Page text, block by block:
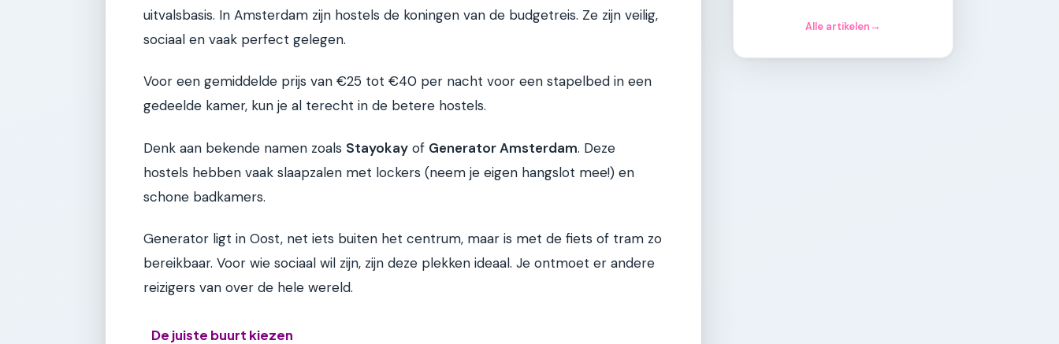
uitvalsbasis. In Amsterdam zijn hostels de koningen van de budgetreis. Ze zijn veilig,
sociaal en vaak perfect gelegen.
Voor een gemiddelde prijs van €25 tot €40 per nacht voor een stapelbed in een
gedeelde kamer, kun je al terecht in de betere hostels.
Denk aan bekende namen zoals Stayokay of Generator Amsterdam. Deze
hostels hebben vaak slaapzalen met lockers (neem je eigen hangslot mee!) en
schone badkamers.
Generator ligt in Oost, net iets buiten het centrum, maar is met de fiets of tram zo
bereikbaar. Voor wie sociaal wil zijn, zijn deze plekken ideaal. Je ontmoet er andere
reizigers van over de hele wereld.
De juiste buurt kiezen
Alle artikelen